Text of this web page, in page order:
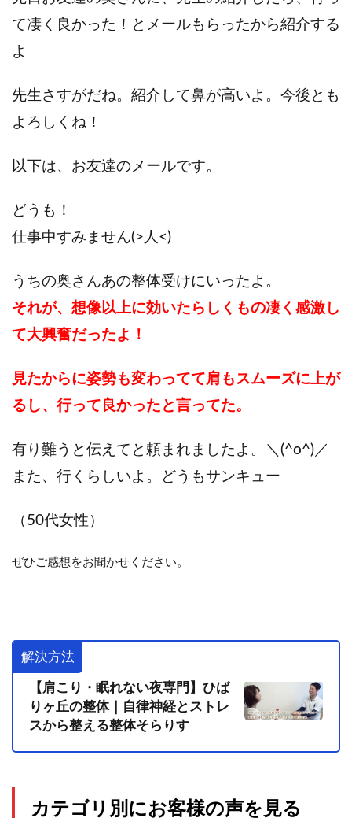
て凄く良かった！とメールもらったから紹介する
よ
先生さすがだね。紹介して鼻が高いよ。今後とも
よろしくね！
以下は、お友達のメールです。
どうも！
仕事中すみません(>人<)
うちの奥さんあの整体受けにいったよ。
それが、想像以上に効いたらしくもの凄く感激し
て大興奮だったよ！
見たからに姿勢も変わってて肩もスムーズに上が
るし、行って良かったと言ってた。
有り難うと伝えてと頼まれましたよ。＼(^o^)／
また、行くらしいよ。どうもサンキュー
（50代女性）
ぜひご感想をお聞かせください。
解決方法
【肩こり・眠れない夜専門】ひば
りヶ丘の整体｜自律神経とストレ
スから整える整体そらりす
カテゴリ別にお客様の声を見る